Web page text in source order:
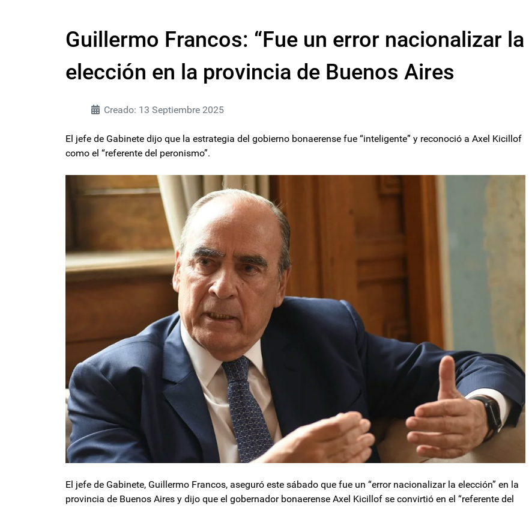
Guillermo Francos: “Fue un error nacionalizar la
elección en la provincia de Buenos Aires
Creado: 13 Septiembre 2025
El jefe de Gabinete dijo que la estrategia del gobierno bonaerense fue “inteligente” y reconoció a Axel Kicillof
como el “referente del peronismo”.
El jefe de Gabinete, Guillermo Francos, aseguró este sábado que fue un “error nacionalizar la elección” en la
provincia de Buenos Aires y dijo que el gobernador bonaerense Axel Kicillof se convirtió en el “referente del